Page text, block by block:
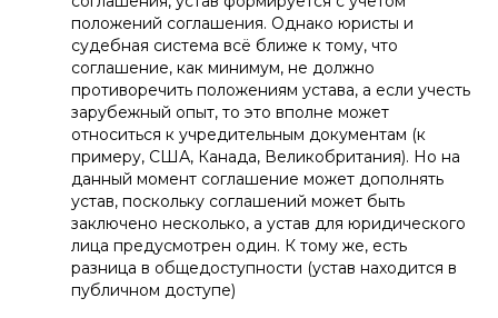
положений соглашения. Однако юристы и
судебная система всё ближе к тому, что
соглашение, как минимум, не должно
противоречить положениям устава, а если учесть
зарубежный опыт, то это вполне может
относиться к учредительным документам (к
примеру, США, Канада, Великобритания). Но на
данный момент соглашение может дополнять
устав, поскольку соглашений может быть
заключено несколько, а устав для юридического
лица предусмотрен один. К тому же, есть
разница в общедоступности (устав находится в
публичном доступе)